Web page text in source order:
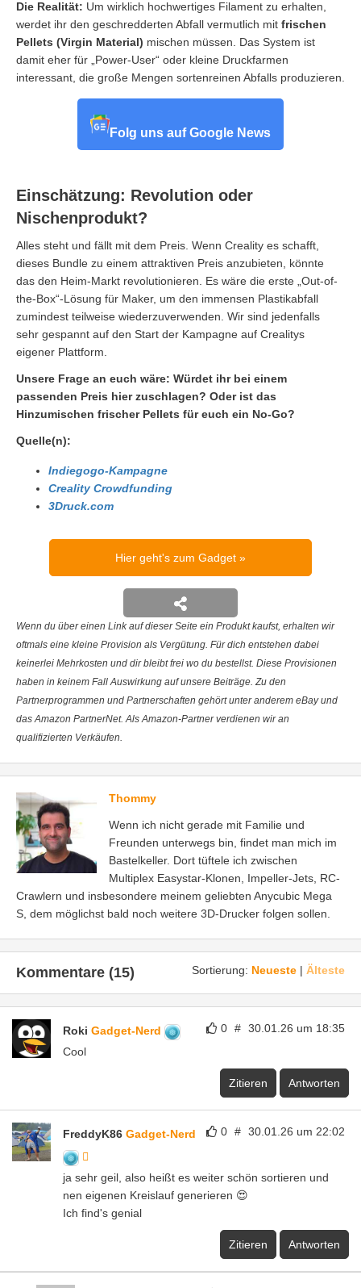
Die Realität: Um wirklich hochwertiges Filament zu erhalten,
werdet ihr den geschredderten Abfall vermutlich mit frischen
Pellets (Virgin Material) mischen müssen. Das System ist
damit eher für „Power-User“ oder kleine Druckfarmen
interessant, die große Mengen sortenreinen Abfalls produzieren.
Folg uns auf Google News
Einschätzung: Revolution oder
Nischenprodukt?
Alles steht und fällt mit dem Preis. Wenn Creality es schafft,
dieses Bundle zu einem attraktiven Preis anzubieten, könnte
das den Heim-Markt revolutionieren. Es wäre die erste „Out-of-
the-Box“-Lösung für Maker, um den immensen Plastikabfall
zumindest teilweise wiederzuverwenden. Wir sind jedenfalls
sehr gespannt auf den Start der Kampagne auf Crealitys
eigener Plattform.
Unsere Frage an euch wäre: Würdet ihr bei einem
passenden Preis hier zuschlagen? Oder ist das
Hinzumischen frischer Pellets für euch ein No-Go?
Quelle(n):
Indiegogo-Kampagne
Creality Crowdfunding
3Druck.com
Hier geht's zum Gadget
Wenn du über einen Link auf dieser Seite ein Produkt kaufst, erhalten wir
oftmals eine kleine Provision als Vergütung. Für dich entstehen dabei
keinerlei Mehrkosten und dir bleibt frei wo du bestellst. Diese Provisionen
haben in keinem Fall Auswirkung auf unsere Beiträge. Zu den
Partnerprogrammen und Partnerschaften gehört unter anderem eBay und
das Amazon PartnerNet. Als Amazon-Partner verdienen wir an
qualifizierten Verkäufen.
Thommy
Wenn ich nicht gerade mit Familie und
Freunden unterwegs bin, findet man mich im
Bastelkeller. Dort tüftele ich zwischen
Multiplex Easystar-Klonen, Impeller-Jets, RC-
Crawlern und insbesondere meinem geliebten Anycubic Mega
S, dem möglichst bald noch weitere 3D-Drucker folgen sollen.
Sortierung: Neueste | Älteste
Kommentare (15)
0 # 30.01.26 um 18:35
Roki Gadget-Nerd
Cool
Zitieren Antworten
0 # 30.01.26 um 22:02
FreddyK86 Gadget-Nerd
ja sehr geil, also heißt es weiter schön sortieren und
nen eigenen Kreislauf generieren 😍
Ich find's genial
Zitieren Antworten